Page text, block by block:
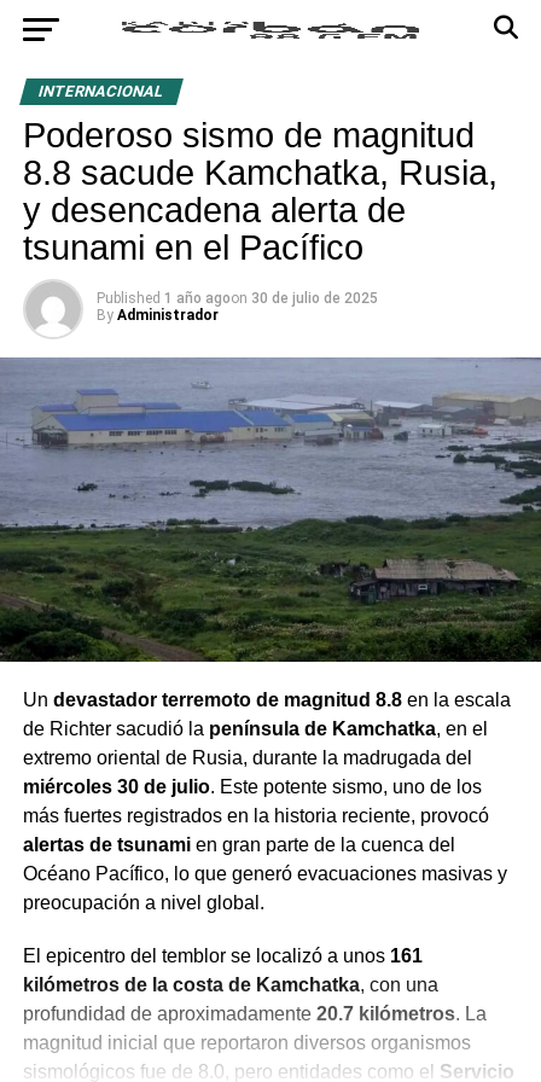
INTERNACIONAL
Poderoso sismo de magnitud
8.8 sacude Kamchatka, Rusia,
y desencadena alerta de
tsunami en el Pacífico
Published 1 año agoon 30 de julio de 2025
By Administrador
Un devastador terremoto de magnitud 8.8en la escala
de Richter sacudió la península de Kamchatka, en el
extremo oriental de Rusia, durante la madrugada del
miércoles 30 de julio. Este potente sismo, uno de los
más fuertes registrados en la historia reciente, provocó
alertas de tsunamien gran parte de la cuenca del
Océano Pacífico, lo que generó evacuaciones masivas y
preocupación a nivel global.
El epicentro del temblor se localizó a unos 161
kilómetros de la costa de Kamchatka, con una
profundidad de aproximadamente 20.7 kilómetros. La
magnitud inicial que reportaron diversos organismos
sismológicos fue de 8.0, pero entidades como el Servicio